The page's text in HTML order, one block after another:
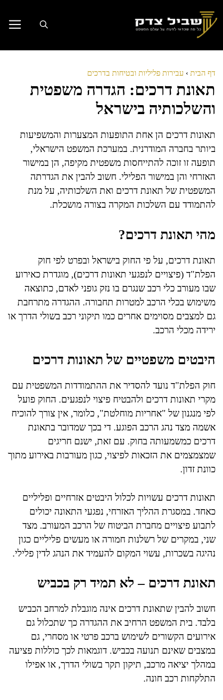
לתוכן
דף הבית › עבירות פליליות ובטיחות בדרכים
תאונת דרכים: הגדרה משפטית
והשלכותיה בישראל
תאונות דרכים הן אחת התופעות המצערות והמשפיעות
ביותר בחברה המודרנית. במערכת המשפט הישראלי,
תופעה זו זוכה להתייחסות משפטית מקיפה, הן במישור
האזרחי והן במישור הפלילי. חשוב להבין את הגדרתה
המשפטית של תאונת דרכים ואת השלכותיה, על מנת
להתמודד עם השלכות המקרה בצורה מושכלת.
מהי תאונת דרכים?
תאונת דרכים, על פי החוק בישראל ובפרט לפי חוק
הפלת"ד (פיצויים לנפגעי תאונות דרכים), מוגדרת כאירוע
שבו מעורב כלי רכב שנגרם בו נזק גופני לאדם, כתוצאה
משימוש בכלי הרכב למטרות תחבורה. ההגדרה מתרחבת
גם למצבים מסוימים אחרים כמו תיקוני רכב בשולי הדרך או
ירידה מכלי הרכב.
היבטים משפטיים של תאונות דרכים
חוק הפלת"ד נועד להסדיר את ההתמודדות המשפטית עם
מקרי תאונות דרכים ולהבטיח פיצוי לנפגעים. החוק פועל
לפי מנגנון של "אחריות מוחלטת", כלומר, אין צורך להוכיח
אשמה מצד נהג הרכב הפוגע. די בכך שמדובר בתאונת
דרכים כמשמעותה בחוק. עם זאת, ישנם חריגים
שמצמצמים את הזכאות לפיצוי, כגון מעורבות באירוע מתוך
כוונת זדון.
תאונות דרכים עשויות לכלול היבטים אזרחיים ופליליים
כאחד. במסגרת ההליך האזרחי, נפגעי התאונה יכולים
לתבוע פיצויים מחברת הביטוח של הרכב המעורב. מצד
שני, במקרים של רשלנות חמורה או מעשים פליליים כגון
נהיגה בשכרות, עשוי המקום להעמיד את הנהג לדין פלילי.
תאונת דרכים – לא תמיד רק בכביש
חשוב להבין שתאונת דרכים אינה מוגבלת למרחב הכביש
בלבד. בית המשפט הרחיב את ההגדרה כך שתכלול גם
אירועים הקשורים לשימוש ברכב פרטי או מסחרי, גם
במצבים שאינם תנועה בכביש. דוגמאות לכך כוללות פציעה
במהלך יציאה מרכב, תיקון תקר בשולי הדרך, או אפילו
התלקחות רכב חונה.